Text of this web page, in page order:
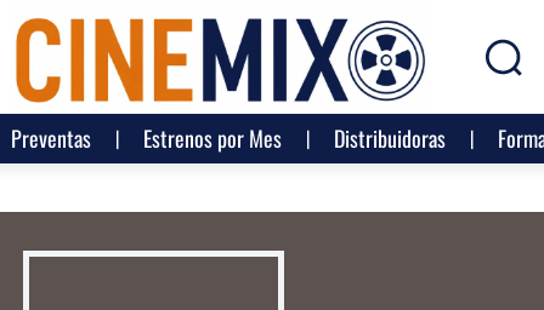
Preventas Estrenos por Mes Distribuidoras